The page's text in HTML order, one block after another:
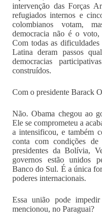
intervenção das Forças
refugiados internos e
colombianos votam,
democracia não é o
Com todas as
Latina deram passos
democracias
construídos.
Com o presidente Barack
Não. Obama chegou ao
Ele se comprometeu a
a intensificou, e também
conta com condições de
presidentes da Bolívia,
governos estão unidos
Banco do Sul. É a única
poderes internacionais.
Essa união pode
mencionou, no Paraguai?